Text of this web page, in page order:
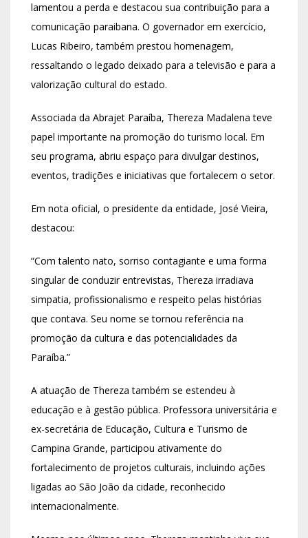
lamentou a perda e destacou sua contribuição para a
comunicação paraibana. O governador em exercício,
Lucas Ribeiro, também prestou homenagem,
ressaltando o legado deixado para a televisão e para a
valorização cultural do estado.
Associada da Abrajet Paraíba, Thereza Madalena teve
papel importante na promoção do turismo local. Em
seu programa, abriu espaço para divulgar destinos,
eventos, tradições e iniciativas que fortalecem o setor.
Em nota oficial, o presidente da entidade, José Vieira,
destacou:
“Com talento nato, sorriso contagiante e uma forma
singular de conduzir entrevistas, Thereza irradiava
simpatia, profissionalismo e respeito pelas histórias
que contava. Seu nome se tornou referência na
promoção da cultura e das potencialidades da
Paraíba.”
A atuação de Thereza também se estendeu à
educação e à gestão pública. Professora universitária e
ex-secretária de Educação, Cultura e Turismo de
Campina Grande, participou ativamente do
fortalecimento de projetos culturais, incluindo ações
ligadas ao São João da cidade, reconhecido
internacionalmente.